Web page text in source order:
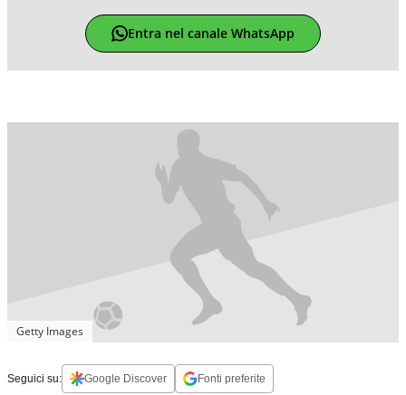
Entra nel canale WhatsApp
Getty Images
Seguici su: Google Discover Fonti preferite